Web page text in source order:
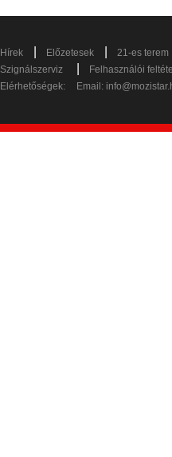
Hírek Előzetesek
21-es terem
Szignálszerviz
Felhasználói
Elérhetőségek:
Email: